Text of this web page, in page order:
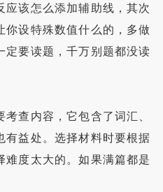
该怎么添加辅助线，其次
你设特殊数值什么的，多做
定要读题，千万别题都没读
查内容，它包含了词汇、
有益处。选择材料时要根据
难度太大的。如果满篇都是